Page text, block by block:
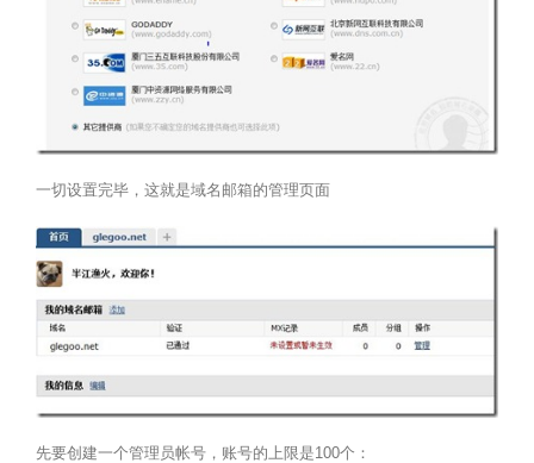
一切设置完毕，这就是域名邮箱的管理页面
先要创建一个管理员帐号，账号的上限是100个：